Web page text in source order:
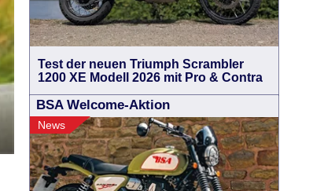
Test der neuen Triumph Scrambler
1200 XE Modell 2026 mit Pro & Contra
BSA Welcome-Aktion
News